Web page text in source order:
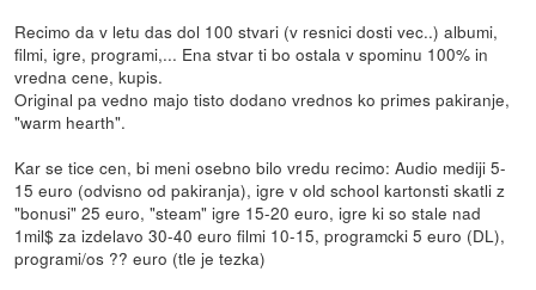
Recimo da v letu das dol 100 stvari (v resnici dosti vec..) albumi,
filmi, igre, programi,... Ena stvar ti bo ostala v spominu 100% in
vredna cene, kupis.
Original pa vedno majo tisto dodano vrednos ko primes pakiranje,
"warm hearth".
Kar se tice cen, bi meni osebno bilo vredu recimo: Audio mediji 5-
15 euro (odvisno od pakiranja), igre v old school kartonsti skatli z
"bonusi" 25 euro, "steam" igre 15-20 euro, igre ki so stale nad
1mil$ za izdelavo 30-40 euro filmi 10-15, programcki 5 euro (DL),
programi/os ?? euro (tle je tezka)